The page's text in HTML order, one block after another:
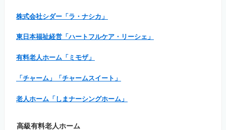
株式会社シダー「ラ・ナシカ」
東日本福祉経営「ハートフルケア・リーシェ」
有料老人ホーム「ミモザ」
「チャーム」「チャームスイート」
老人ホーム「しまナーシングホーム」
高級有料老人ホーム